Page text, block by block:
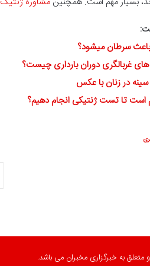
سرطان میشود؟
غربالگری دوران بارداری چیست؟
در زنان با عکس
است تا تست ژنتیکی انجام دهیم؟
به خبرگزاری مخبران می باشد.